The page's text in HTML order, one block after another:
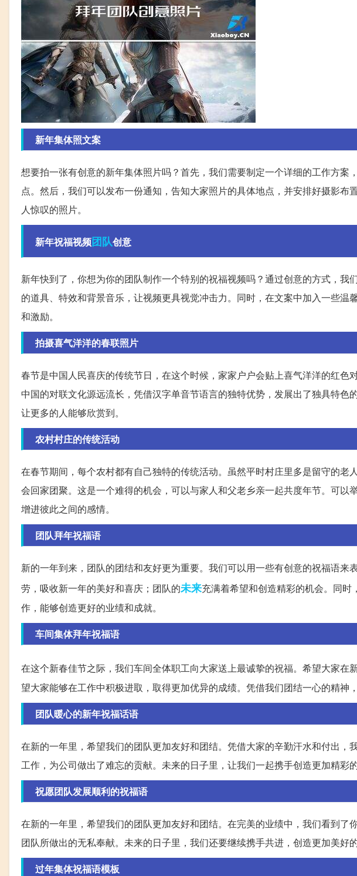
新年集体照文案
想要拍一张有创意的新年集体照片吗？首先，我们需要制定一个详细的工作方案
点。然后，我们可以发布一份通知，告知大家照片的具体地点，并安排好摄影布
人惊叹的照片。
新年祝福视频团队创意
新年快到了，你想为你的团队制作一个特别的祝福视频吗？通过创意的方式，我
的道具、特效和背景音乐，让视频更具视觉冲击力。同时，在文案中加入一些
和激励。
拍摄喜气洋洋的春联照片
春节是中国人民喜庆的传统节日，在这个时候，家家户户会贴上喜气洋洋的红色
中国的对联文化源远流长，凭借汉字单音节语言的独特优势，发展出了独具特色
让更多的人能够欣赏到。
农村村庄的传统活动
在春节期间，每个农村都有自己独特的传统活动。虽然平时村庄里多是留守的老
会回家团聚。这是一个难得的机会，可以与家人和父老乡亲一起共度年节。可以
增进彼此之间的感情。
团队拜年祝福语
新的一年到来，团队的团结和友好更为重要。我们可以用一些有创意的祝福语来
劳，吸收新一年的美好和喜庆；团队的未来充满着希望和创造精彩的机会。同
作，能够创造更好的业绩和成就。
车间集体拜年祝福语
在这个新春佳节之际，我们车间全体职工向大家送上最诚挚的祝福。希望大家在
望大家能够在工作中积极进取，取得更加优异的成绩。凭借我们团结一心的精神
团队暖心的新年祝福话语
在新的一年里，希望我们的团队更加友好和团结。凭借大家的辛勤汗水和付出，
工作，为公司做出了难忘的贡献。未来的日子里，让我们一起携手创造更加精彩
祝愿团队发展顺利的祝福语
在新的一年里，希望我们的团队更加友好和团结。在完美的业绩中，我们看到了
团队所做出的无私奉献。未来的日子里，我们还要继续携手共进，创造更加美好
过年集体祝福语模板